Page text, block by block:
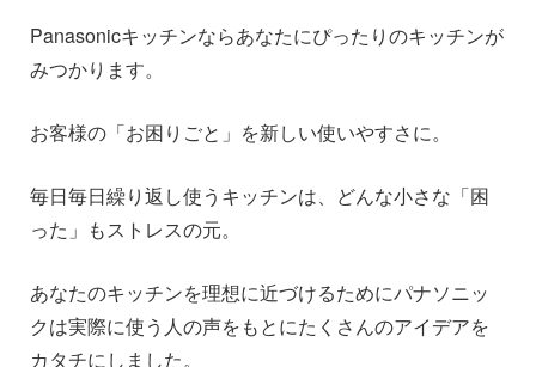
Panasonicキッチンならあなたにぴったりのキッチンが
みつかります。
お客様の「お困りごと」を新しい使いやすさに。
毎日毎日繰り返し使うキッチンは、どんな小さな「困
った」もストレスの元。
あなたのキッチンを理想に近づけるためにパナソニッ
クは実際に使う人の声をもとにたくさんのアイデアを
カタチにしました。